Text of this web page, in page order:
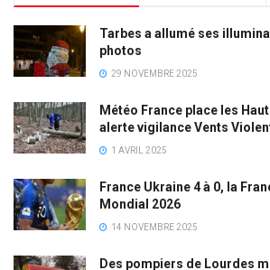
Tarbes a allumé ses
photos
29 NOVEMBRE 2025
Météo France place les
alerte vigilance Vents
1 AVRIL 2025
France Ukraine 4 à 0, la
Mondial 2026
14 NOVEMBRE 2025
Des pompiers de Lourdes